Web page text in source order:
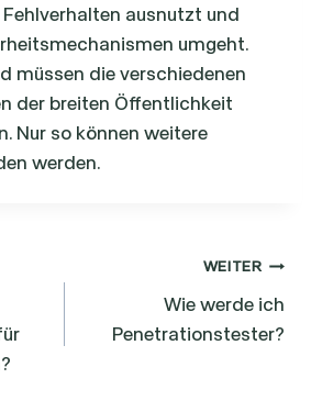
ausnutzt und
umgeht.
müssen die verschiedenen
der breiten Öffentlichkeit
Nur so können weitere
werden.
WEITER
Wie werde ich
Penetrationstester?